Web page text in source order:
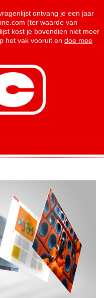
ontvang je een jaar
(ter waarde van
kost je bovendien niet meer
het vak vooruit en doe mee